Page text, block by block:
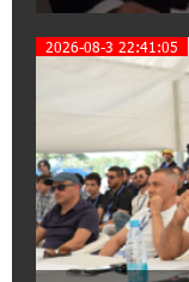
2026-08-3 22:41:05